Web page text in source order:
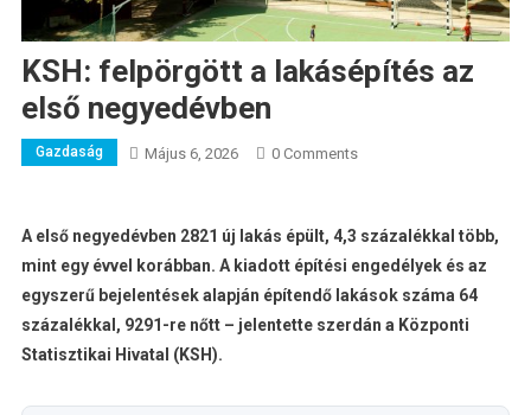
KSH: felpörgött a lakásépítés az
első negyedévben
Gazdaság Május 6, 2026 0 Comments
A első negyedévben 2821 új lakás épült, 4,3 százalékkal több,
mint egy évvel korábban. A kiadott építési engedélyek és az
egyszerű bejelentések alapján építendő lakások száma 64
százalékkal, 9291-re nőtt – jelentette szerdán a Központi
Statisztikai Hivatal (KSH).